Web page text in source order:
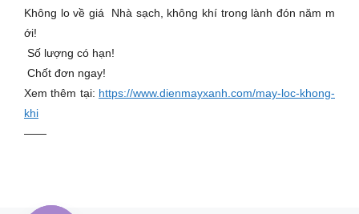
Không lo về giá Nhà sạch, không khí trong lành đón năm m
ới!
Số lượng có hạn!
Chốt đơn ngay!
Xem thêm tại: https://www.dienmayxanh.com/may-loc-khong-
khi
——